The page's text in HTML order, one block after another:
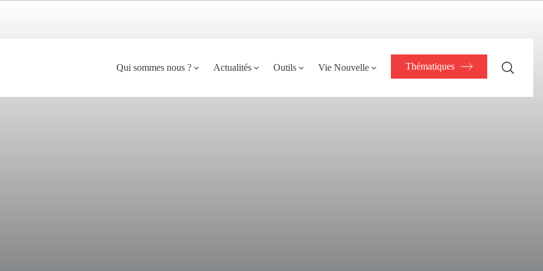
Menu
principal
Qui sommes nous ? Actualités Outils Vie Nouvelle Thématiques